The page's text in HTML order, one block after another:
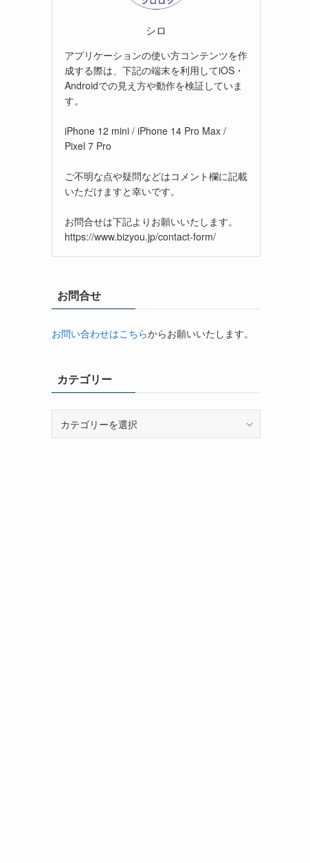
シロ
アプリケーションの使い方コンテンツを作
成する際は、下記の端末を利用してiOS・
Androidでの見え方や動作を検証していま
す。
iPhone 12 mini / iPhone 14 Pro Max /
Pixel 7 Pro
ご不明な点や疑問などはコメント欄に記載
いただけますと幸いです。
お問合せは下記よりお願いいたします。
https://www.bizyou.jp/contact-form/
お問合せ
お問い合わせはこちらからお願いいたします。
カテゴリー